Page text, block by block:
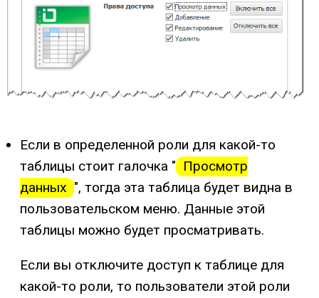
Если в определенной роли для какой-то
таблицы стоит галочка " Просмотр
данных ", тогда эта таблица будет видна в
пользовательском меню. Данные этой
таблицы можно будет просматривать.
Если вы отключите доступ к таблице для
какой-то роли, то пользователи этой роли